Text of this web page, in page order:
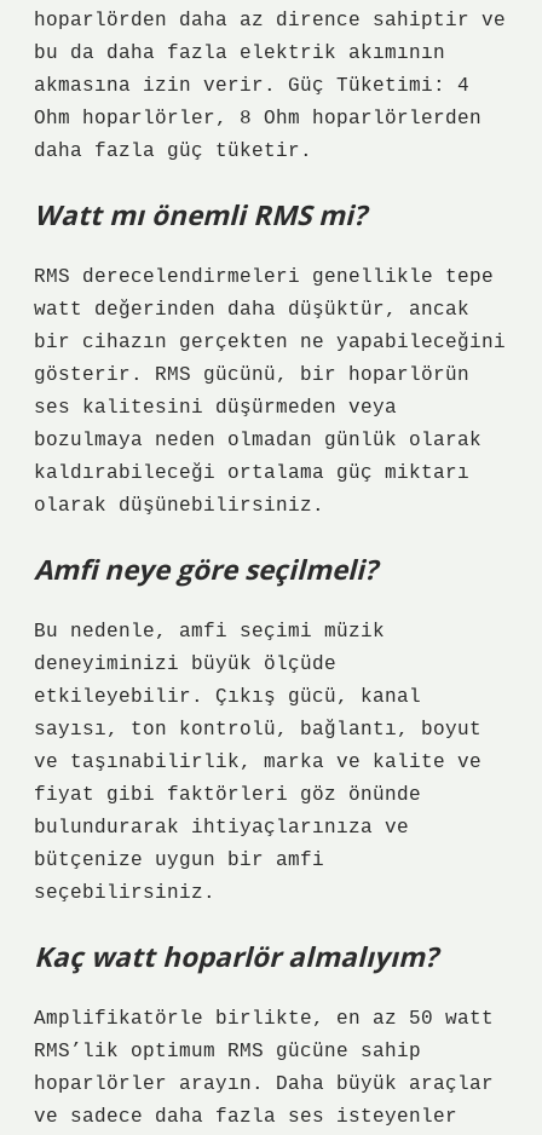
hoparlörden daha az dirence sahiptir ve
bu da daha fazla elektrik akımının
akmasına izin verir. Güç Tüketimi: 4
Ohm hoparlörler, 8 Ohm hoparlörlerden
daha fazla güç tüketir.
Watt mı önemli RMS mi?
RMS derecelendirmeleri genellikle tepe
watt değerinden daha düşüktür, ancak
bir cihazın gerçekten ne yapabileceğini
gösterir. RMS gücünü, bir hoparlörün
ses kalitesini düşürmeden veya
bozulmaya neden olmadan günlük olarak
kaldırabileceği ortalama güç miktarı
olarak düşünebilirsiniz.
Amfi neye göre seçilmeli?
Bu nedenle, amfi seçimi müzik
deneyiminizi büyük ölçüde
etkileyebilir. Çıkış gücü, kanal
sayısı, ton kontrolü, bağlantı, boyut
ve taşınabilirlik, marka ve kalite ve
fiyat gibi faktörleri göz önünde
bulundurarak ihtiyaçlarınıza ve
bütçenize uygun bir amfi
seçebilirsiniz.
Kaç watt hoparlör almalıyım?
Amplifikatörle birlikte, en az 50 watt
RMS’lik optimum RMS gücüne sahip
hoparlörler arayın. Daha büyük araçlar
ve sadece daha fazla ses isteyenler